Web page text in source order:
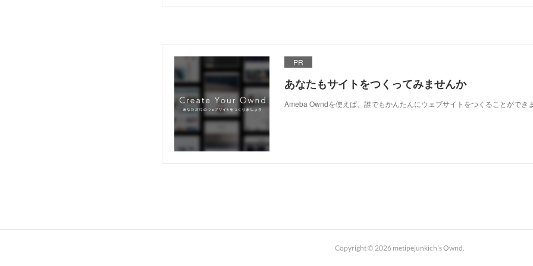
PR
あなたもサイトをつくってみませんか
Ameba Owndを使えば、誰でもかんたんにウェブサイトをつくることができ
Copyright © 2026 metipejunkich's Ownd.